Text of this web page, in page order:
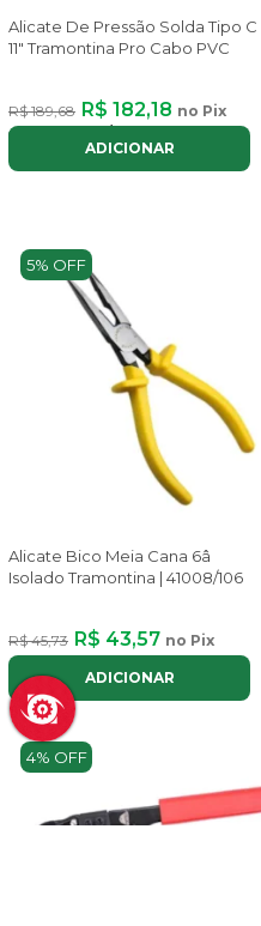
Alicate De Pressão Solda Tipo C
11" Tramontina Pro Cabo PVC
R$ 189,68 R$ 182,18 no Pix
ou até2xdeR$ 102,53com juros
ADICIONAR
5% OFF
Alicate Bico Meia Cana 6â
Isolado Tramontina | 41008/106
R$ 45,73 R$ 43,57 no Pix
ADICIONAR
4% OFF